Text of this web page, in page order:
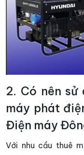
2. Có nên
máy phát
Điện máy
Với nhu cầu thuê